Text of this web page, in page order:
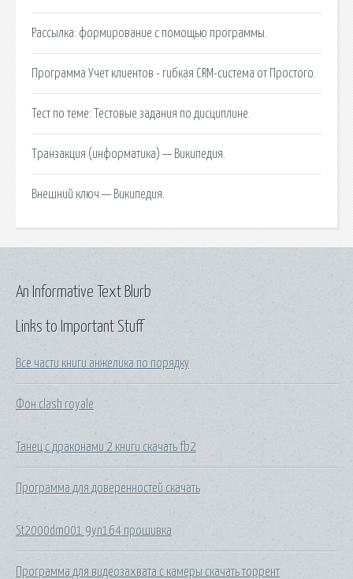
Рассылка: формирование с помощью программы.
Программа Учет клиентов - гибкая CRM-система от Простого.
Тест по теме: Тестовые задания по дисциплине.
Транзакция (информатика) — Википедия.
Внешний ключ — Википедия.
Links to Important Stuff
Все части книги анжелика по порядку
Фон clash royale
Танец с драконами 2 книги скачать fb2
Программа для доверенностей скачать
St2000dm001 9yn164 прошивка
Программа для видеозахвата с камеры скачать торрент
An Informative Text Blurb